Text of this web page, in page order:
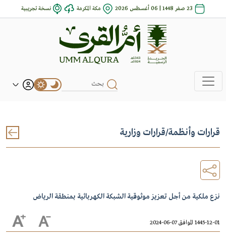
23 صفر 1448 | 06 أغسطس 2026 مكة المكرمة نسخة تجريبية
قرارات وأنظمة/قرارات وزارية
نزع ملكية من أجل تعزيز موثوقية الشبكة الكهربائية بمنطقة الرياض
1445-12-01 الموافق 07-06-2024